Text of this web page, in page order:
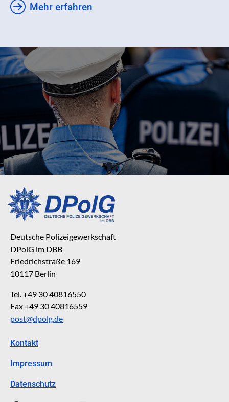
Mehr erfahren
Deutsche Polizeigewerkschaft
DPolG im DBB
Friedrichstraße 169
10117 Berlin
Tel. +49 30 40816550
Fax +49 30 40816559
post@dpolg.de
Kontakt
Impressum
Datenschutz